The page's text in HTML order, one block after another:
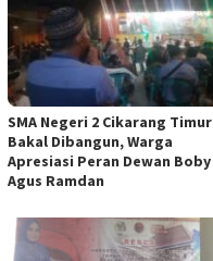
SMA Negeri 2 Cikarang Timur
Bakal Dibangun, Warga
Apresiasi Peran Dewan Boby
Agus Ramdan